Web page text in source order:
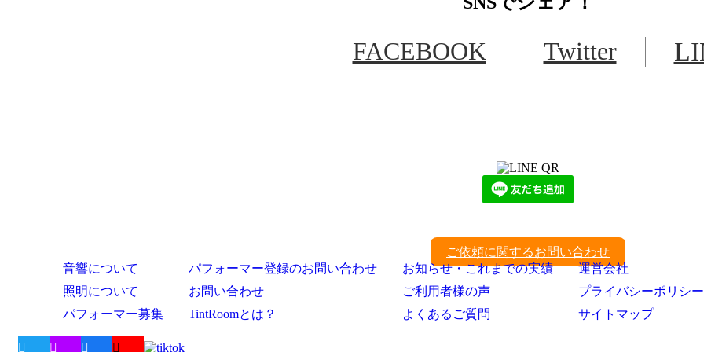
FACEBOOK Twitter
ご依頼に関するお問い合わせ
音響について
照明について
パフォーマー募集
パフォーマー登録のお問い合わせ
お問い合わせ
TintRoomとは？
お知らせ・これまでの実績
ご利用者様の声
よくあるご質問
運営会社
プライバシーポリシー
サイトマップ